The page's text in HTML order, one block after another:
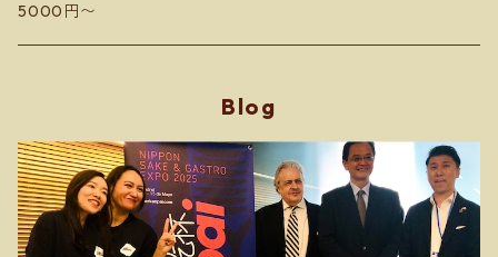
Hokkaido SPACE Winery マロワインズ
Domaine Mizuki Nakai ミズキ ナカイ
小嶋屋
5000円〜
Blog